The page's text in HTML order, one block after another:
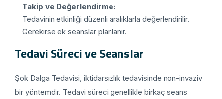
Takip ve Değerlendirme:
Tedavinin etkinliği düzenli aralıklarla değerlendirilir.
Gerekirse ek seanslar planlanır.
Tedavi Süreci ve Seanslar
Şok Dalga Tedavisi, iktidarsızlık tedavisinde non-invaziv
bir yöntemdir. Tedavi süreci genellikle birkaç seans